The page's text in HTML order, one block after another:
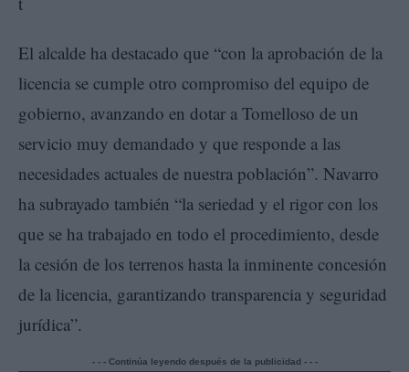
El alcalde ha destacado que “con la aprobación de la
licencia se cumple otro compromiso del equipo de
gobierno, avanzando en dotar a Tomelloso de un
servicio muy demandado y que responde a las
necesidades actuales de nuestra población”. Navarro
ha subrayado también “la seriedad y el rigor con los
que se ha trabajado en todo el procedimiento, desde
la cesión de los terrenos hasta la inminente concesión
de la licencia, garantizando transparencia y seguridad
jurídica”.
- - - Continúa leyendo después de la publicidad - - -